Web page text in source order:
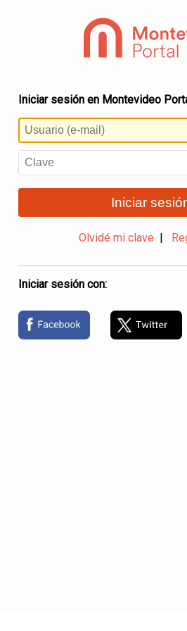
Iniciar sesión en Montevideo
Iniciar
Olvidé mi clave
Iniciar sesión con: